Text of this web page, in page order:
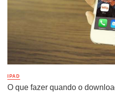
IPAD
O que fazer quando o